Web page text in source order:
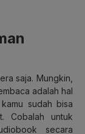
saja. Mungkin,
adalah hal
sudah bisa
Cobalah untuk
secara